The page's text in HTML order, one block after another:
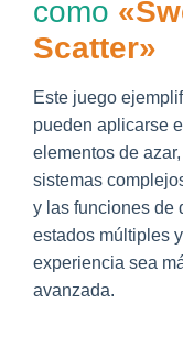
como
Scatter»
Este juego
pueden aplicarse
elementos de
sistemas
y las funciones de
estados múltiples
experiencia sea
avanzada.